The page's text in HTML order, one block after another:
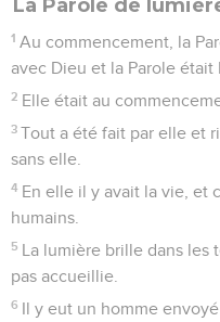
La Parole de
1 Au commencement, la
avec Dieu et la Parole était
2 Elle était au
3 Tout a été fait par elle et
sans elle.
4 En elle il y avait la vie, et
humains.
5 La lumière brille dans les
pas accueillie.
6 Il y eut un homme